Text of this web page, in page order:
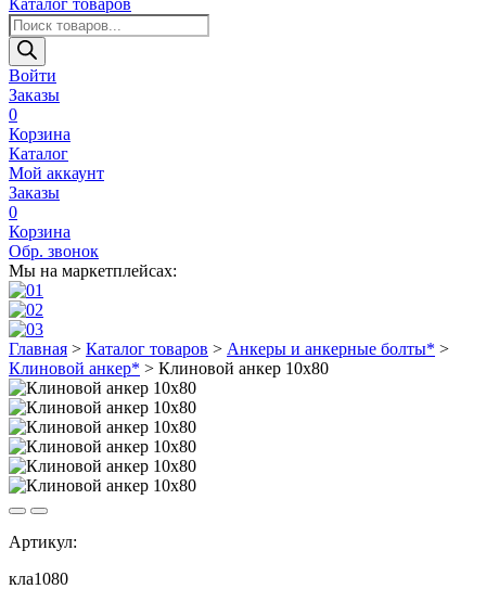
Каталог товаров
Поиск
товаров
Войти
Заказы
0
Корзина
Каталог
Мой аккаунт
Заказы
0
Корзина
Обр. звонок
Мы на маркетплейсах:
Главная > Каталог товаров > Анкеры и анкерные болты* >
Клиновой анкер* > Клиновой анкер 10х80
Артикул:
кла1080